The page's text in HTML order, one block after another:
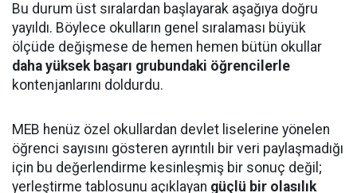
Bu durum üst sıralardan başlayarak aşağıya doğru
yayıldı. Böylece okulların genel sıralaması büyük
ölçüde değişmese de hemen hemen bütün okullar
daha yüksek başarı grubundaki öğrencilerle
kontenjanlarını doldurdu.
MEB henüz özel okullardan devlet liselerine yönelen
öğrenci sayısını gösteren ayrıntılı bir veri paylaşmadığı
için bu değerlendirme kesinleşmiş bir sonuç değil;
yerleştirme tablosunu açıklayan güçlü bir olasılık